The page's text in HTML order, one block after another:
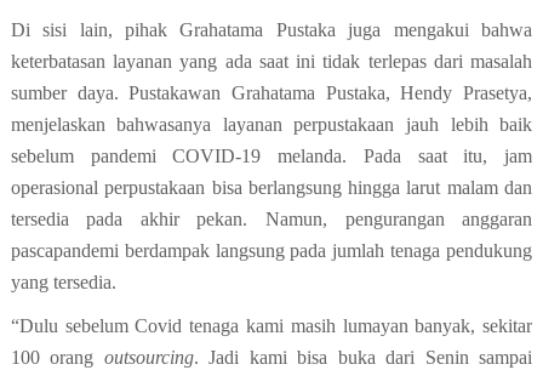
Di sisi lain, pihak Grahatama Pustaka juga mengakui bahwa
keterbatasan layanan yang ada saat ini tidak terlepas dari masalah
sumber daya. Pustakawan Grahatama Pustaka, Hendy Prasetya,
menjelaskan bahwasanya layanan perpustakaan jauh lebih baik
sebelum pandemi COVID-19 melanda. Pada saat itu, jam
operasional perpustakaan bisa berlangsung hingga larut malam dan
tersedia pada akhir pekan. Namun, pengurangan anggaran
pascapandemi berdampak langsung pada jumlah tenaga pendukung
yang tersedia.
“Dulu sebelum Covid tenaga kami masih lumayan banyak, sekitar
100 orang outsourcing. Jadi kami bisa buka dari Senin sampai